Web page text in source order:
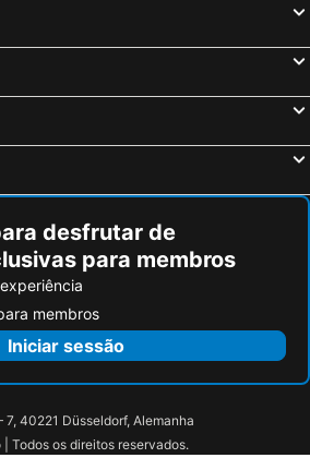
desfrutar de
para membros
membros
Iniciar sessão
7, 40221 Düsseldorf, Alemanha
Todos os direitos reservados.